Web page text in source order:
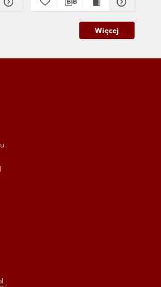
Więcej